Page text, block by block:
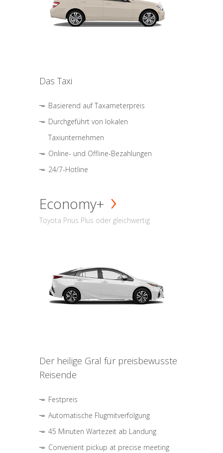
Das Taxi
Basierend auf Taxameterpreis
Durchgeführt von lokalen
Taxiunternehmen
Online- und Offline-Bezahlungen
24/7-Hotline
Economy+
Toyota Prius Plus oder gleichwertig
Der heilige Gral für preisbewusste
Reisende
Festpreis
Automatische Flugmitverfolgung
45 Minuten Wartezeit ab Landung
Convenient pickup at precise meeting